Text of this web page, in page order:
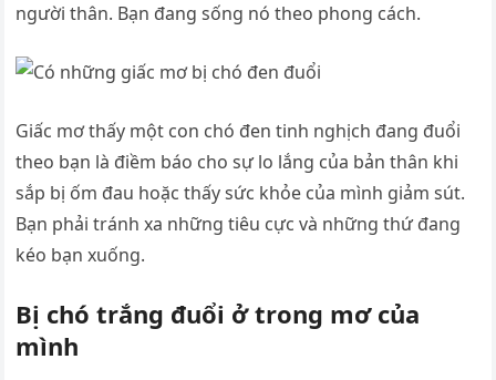
người thân. Bạn đang sống nó theo phong cách.
Giấc mơ thấy một con chó đen tinh nghịch đang đuổi
theo bạn là điềm báo cho sự lo lắng của bản thân khi
sắp bị ốm đau hoặc thấy sức khỏe của mình giảm sút.
Bạn phải tránh xa những tiêu cực và những thứ đang
kéo bạn xuống.
Bị chó trắng đuổi ở trong mơ của
mình